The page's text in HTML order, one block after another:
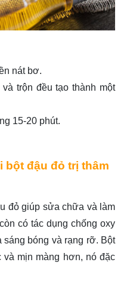
nát bơ.
trộn đều tạo thành một
15-20 phút.
bột đậu đỏ trị thâm
đỏ giúp sửa chữa và làm
có tác dụng chống oxy
sáng bóng và rạng rỡ. Bột
mịn màng hơn, nó đặc